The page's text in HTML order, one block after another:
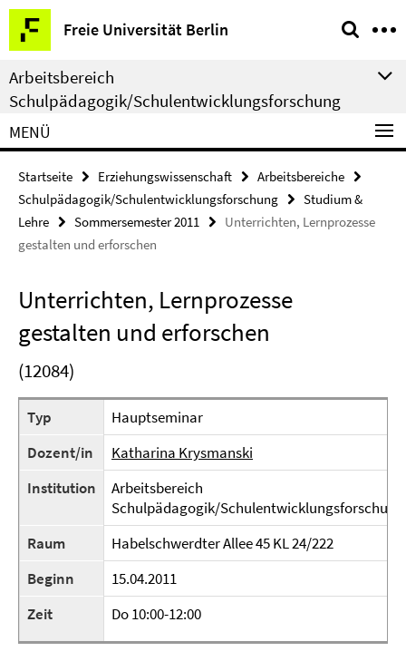
Springe
direkt
zu
Inhalt
Freie Universität Berlin
Service-
Navigation
Arbeitsbereich
Schulpädagogik/Schulentwicklungsforschung
MENÜ
Startseite Erziehungswissenschaft
Arbeitsbereiche
Schulpädagogik/Schulentwicklungsforschung
Studium &
Lehre
Sommersemester 2011
Unterrichten, Lernprozesse
gestalten und erforschen
Unterrichten, Lernprozesse
gestalten und erforschen
(12084)
Typ
Hauptseminar
Dozent/in
Katharina Krysmanski
Institution
Arbeitsbereich
Schulpädagogik/Schulentwicklungsforschung
Raum
Habelschwerdter Allee 45 KL 24/222
Beginn
15.04.2011
Zeit
Do 10:00-12:00